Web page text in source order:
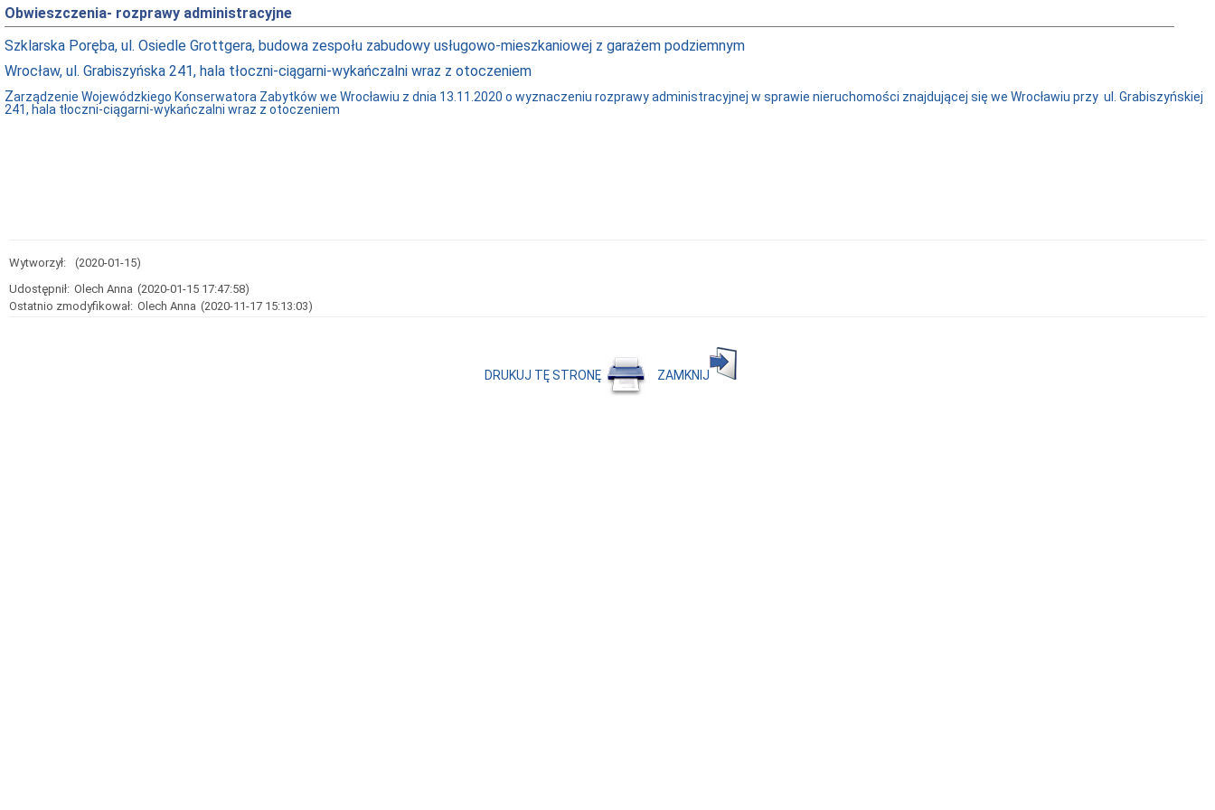
Obwieszczenia- rozprawy administracyjne
Szklarska Poręba, ul. Osiedle Grottgera, budowa zespołu zabudowy usługowo-mieszkaniowej z garażem podziemnym
Wrocław, ul. Grabiszyńska 241, hala tłoczni-ciągarni-wykańczalni wraz z otoczeniem
Zarządzenie Wojewódzkiego Konserwatora Zabytków we Wrocławiu z dnia 13.11.2020 o wyznaczeniu rozprawy administracyjnej w sprawie nieruchomości znajdującej się we Wrocławiu przy ul. Grabiszyńskiej
241, hala tłoczni-ciągarni-wykańczalni wraz z otoczeniem
Wytworzył:
(2020-01-15)
Udostępnił: Olech Anna (2020-01-15 17:47:58)
Ostatnio zmodyfikował: Olech Anna (2020-11-17 15:13:03)
DRUKUJ TĘ STRONĘ ZAMKNIJ